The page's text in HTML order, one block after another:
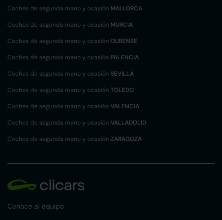
Coches de segunda mano y ocasión MALLORCA
Coches de segunda mano y ocasión MURCIA
Coches de segunda mano y ocasión OURENSE
Coches de segunda mano y ocasión PALENCIA
Coches de segunda mano y ocasión SEVILLA
Coches de segunda mano y ocasión TOLEDO
Coches de segunda mano y ocasión VALENCIA
Coches de segunda mano y ocasión VALLADOLID
Coches de segunda mano y ocasión ZARAGOZA
Conoce al equipo